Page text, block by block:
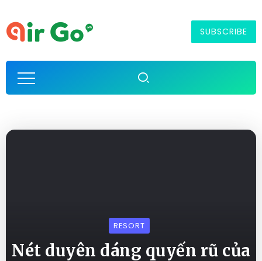
SUBSCRIBE
RESORT
Nét duyên dáng quyến rũ của